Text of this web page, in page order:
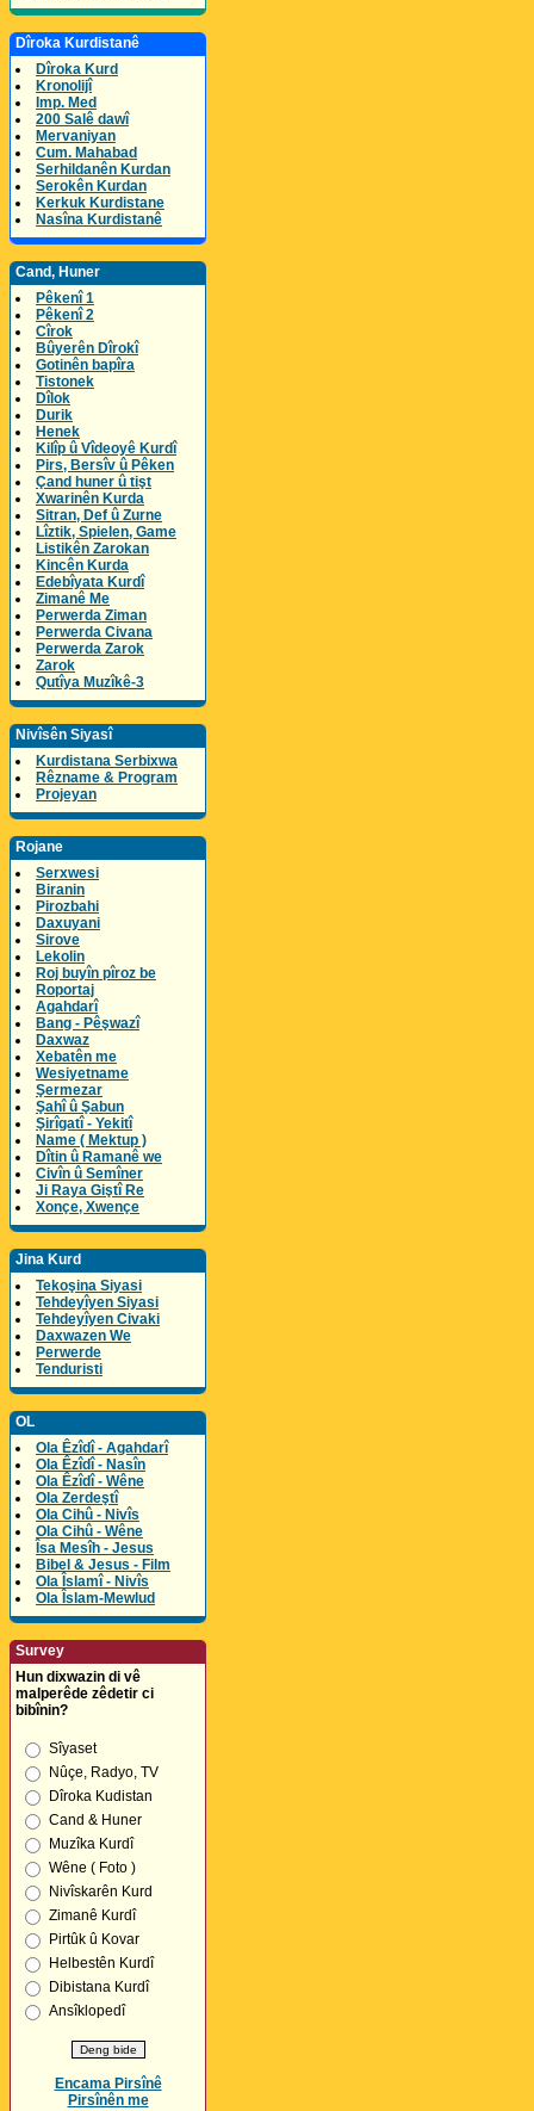
Dîroka Kurdistanê
Dîroka Kurd
Kronolijî
Imp. Med
200 Salê dawî
Mervaniyan
Cum. Mahabad
Serhildanên Kurdan
Serokên Kurdan
Kerkuk Kurdistane
Nasîna Kurdistanê
Cand, Huner
Pêkenî 1
Pêkenî 2
Cîrok
Bûyerên Dîrokî
Gotinên bapîra
Tistonek
Dîlok
Durik
Henek
Kilîp û Vîdeoyê Kurdî
Pirs, Bersîv û Pêken
Çand huner û tişt
Xwarinên Kurda
Sitran, Def û Zurne
Lîztik, Spielen, Game
Listikên Zarokan
Kincên Kurda
Edebîyata Kurdî
Zimanê Me
Perwerda Ziman
Perwerda Civana
Perwerda Zarok
Zarok
Qutîya Muzîkê-3
Nivîsên Siyasî
Kurdistana Serbixwa
Rêzname & Program
Projeyan
Rojane
Serxwesi
Biranin
Pirozbahi
Daxuyani
Sirove
Lekolin
Roj buyîn pîroz be
Roportaj
Agahdarî
Bang - Pêşwazî
Daxwaz
Xebatên me
Wesiyetname
Şermezar
Şahî û Şabun
Şirîgatî - Yekitî
Name ( Mektup )
Dîtin û Ramanê we
Civîn û Semîner
Ji Raya Giştî Re
Xonçe, Xwençe
Jina Kurd
Tekoşina Siyasi
Tehdeyîyen Siyasi
Tehdeyîyen Civaki
Daxwazen We
Perwerde
Tenduristi
OL
Ola Êzîdî - Agahdarî
Ola Êzîdî - Nasîn
Ola Êzîdî - Wêne
Ola Zerdeştî
Ola Cihû - Nivîs
Ola Cihû - Wêne
Îsa Mesîh - Jesus
Bibel & Jesus - Film
Ola Îslamî - Nivîs
Ola Îslam-Mewlud
Survey
Hun dixwazin di vê
malperêde zêdetir ci
bibînin?
Sîyaset
Nûçe, Radyo, TV
Dîroka Kudistan
Cand & Huner
Muzîka Kurdî
Wêne ( Foto )
Nivîskarên Kurd
Zimanê Kurdî
Pirtûk û Kovar
Helbestên Kurdî
Dibistana Kurdî
Ansîklopedî
Encama Pirsînê
Pirsînên me